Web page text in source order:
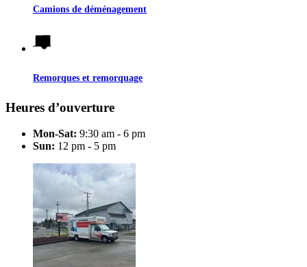
Camions de déménagement
Remorques et remorquage
Heures d’ouverture
Mon-Sat: 9:30 am - 6 pm
Sun: 12 pm - 5 pm